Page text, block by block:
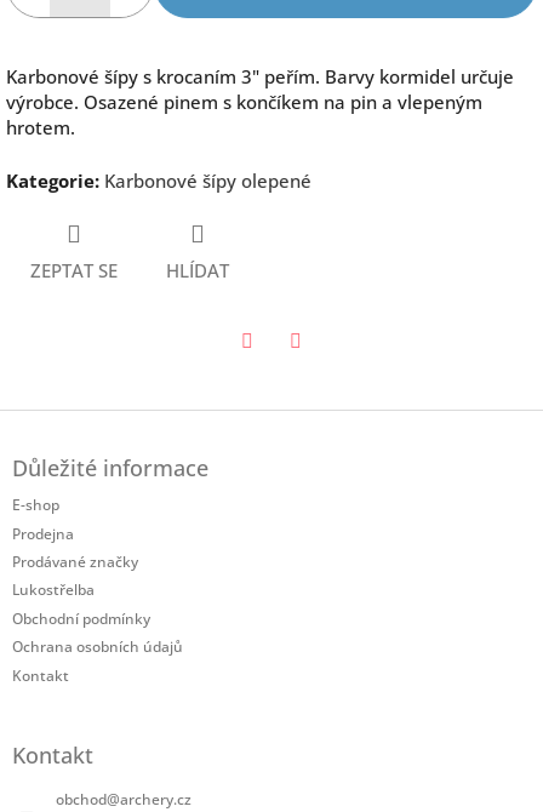
Karbonové šípy s krocaním 3" peřím. Barvy kormidel určuje
výrobce. Osazené pinem s končíkem na pin a vlepeným
hrotem.
Kategorie: Karbonové šípy olepené
ZEPTAT SE HLÍDAT
Důležité informace
E-shop
Prodejna
Prodávané značky
Lukostřelba
Obchodní podmínky
Ochrana osobních údajů
Kontakt
Kontakt
obchod@archery.cz